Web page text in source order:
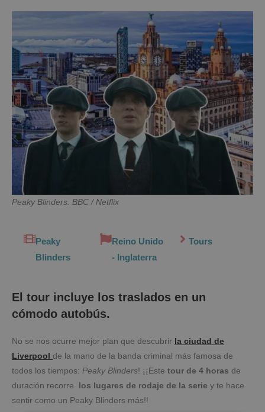
Peaky Blinders. BBC / Netflix
Peaky
Blinders
Reino Unido
- Inglaterra
Tours
El tour incluye los traslados en un
cómodo autobús.
No se nos ocurre mejor plan que descubrir la ciudad de
Liverpool de la mano de la banda criminal más famosa de
todos los tiempos: Peaky Blinders! ¡¡Este tour de 4 horas de
duración recorre los lugares de rodaje de la serie y te hace
sentir como un Peaky Blinders más!!